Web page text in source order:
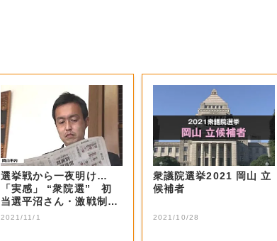
選挙戦から一夜明け…
「実感」 “衆院選” 初
当選平沼さん・激戦制し
た小川さん【岡...
2021/11/1
衆議院選挙2021 岡山 立
候補者
2021/10/28